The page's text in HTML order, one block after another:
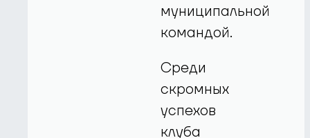
муниципальной
командой.
Среди
скромных
успехов
клуба